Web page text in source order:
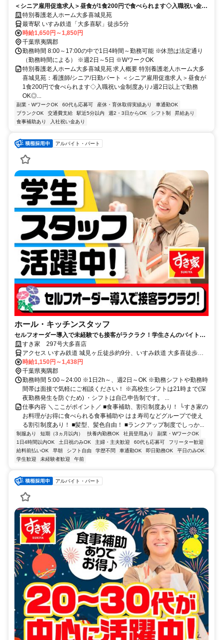
＜シニア雇用促進求人＞昼食が1食200円で食べられます◇入職祝い金制
度あり♪週2日以上で勤務OK◎ブランクありOK！WワークOK！駅チカ徒
歩5分★【夷隅郡、大多喜駅、特養、看護師(シニア)、日勤パート】
特別養護老人ホーム大多喜城見苑
最寄駅 いすみ鉄道「大多喜駅」徒歩5分
時給1,650円～1,850円
千葉県夷隅郡
勤務時間 8:00～17:00の中で1日4時間～勤務可能 ※休憩は法定通り
（勤務時間による） ※週2日～5日 ※WワークOK
特別養護老人ホーム大多喜城見苑 求人概要 特別養護老人ホーム大多
喜城見苑：看護師/シニア/日勤パート ＜シニア雇用促進求人＞昼食が
1食200円で食べられます◇入職祝い金制度あり♪週2日以上で勤務
OK◎...
副業・WワークOK 60代も応募可 産休・育休取得実績あり
車通勤OK
ブランクOK
交通費支給 駅近5分以内 週2・3日からOK シフト制
昇給あり
食事補助あり
入社祝い金あり
アルバイト・パート
ホール・キッチンスタッフ
セルフオーダー導入で未経験でも接客がラクラク！学生さんのバイトデ
ビューに最適です♪
すき家 297号大多喜店
アクセス いすみ鉄道 城見ヶ丘徒歩約9分、いすみ鉄道 大多喜徒歩約
12分、いすみ鉄道 上総中川徒歩約32分 城見ケ丘駅より徒歩9分
時給1,150円～1,438円
千葉県夷隅郡
勤務時間 5:00～24:00 ※1日2h～、週2日～OK ※勤務シフトや勤務時
間帯は面接で気軽にご相談ください！ ※高校生シフトは21時まで(深
夜勤務発生を防ぐため) ・シフトは自己申告制です。 ...
仕事内容 ＼ここがポイント／ ■食事補助、割引制度あり！ └すき家の
お料理がお得に食べられる食事補助や はま寿司などグループで使え
る割引制度あり！ ■髪型、髪色自由！ ■ランクアップ制度でしっか...
制服あり 短期（3ヵ月以内） 扶養内勤務OK 社員登用あり
副業・WワークOK
1日4時間以内OK
土日祝のみOK 主婦・主夫歓迎 60代も応募可
フリーター歓迎
給料前払いOK
早朝 シフト自由 学歴不問 車通勤OK 即日勤務OK
平日のみOK
学生歓迎
未経験者歓迎 午前
アルバイト・パート